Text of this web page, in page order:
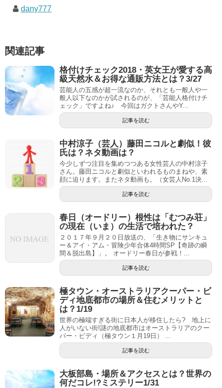
dany777
関連記事
格付けチェック2018・英女王が愛する高
級天然水＆お得な通販方法とは？3/27
芸能人の五感が超一流なのか、それとも一般人や一
般人以下なのかが試されるのが、「芸能人格付けチ
ェック」ですよね♪ 今回はガクトさんやY...
記事を読む
中村涼子（芸人）藤田ニコルと劇似！彼
氏は？ネタ動画は？
今少しずつ注目を集めつつある女性芸人の中村涼子
さん。藤田ニコルと劇似といわれるものまねや、素
顔に迫ります。またネタ動画も。（女芸人No.1決...
記事を読む
春日（オードリー）根性は「むつみ荘」
の現在（いま）の生活で培われた？
２０１７年９月２０日放送の、「生き物にサンキュ
ー＆アイ・アム・冒険少年合体4時間SP【奇跡の瞬
間＆脱出島】」。 オードリー春日が参戦！...
記事を読む
極タウン・オーストラリアクーパー・ビ
ディ地底都市の場所＆住むメリットと
は？1/19
世界の極端すぎる街に日本人が移住したら? 地上に
人がいない街!謎の地底都市はオーストラリアのクー
パー・ビディ（極タウン１月19日） ...
記事を読む
大板部島・場所＆アクセスとは？世界の
何だコレ!?ミステリー1/31